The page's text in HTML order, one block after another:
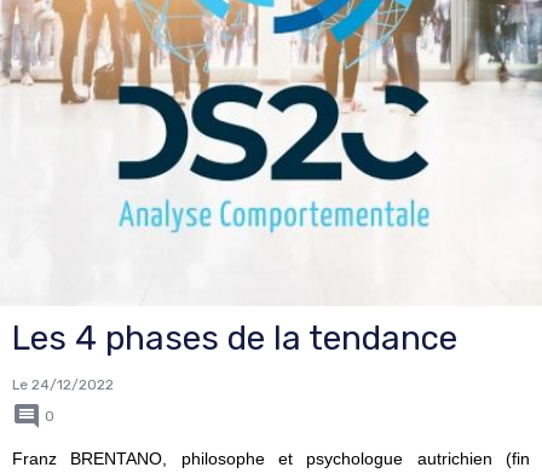
Les 4 phases de la tendance
Le 24/12/2022
0
Franz BRENTANO, philosophe et psychologue autrichien (fin